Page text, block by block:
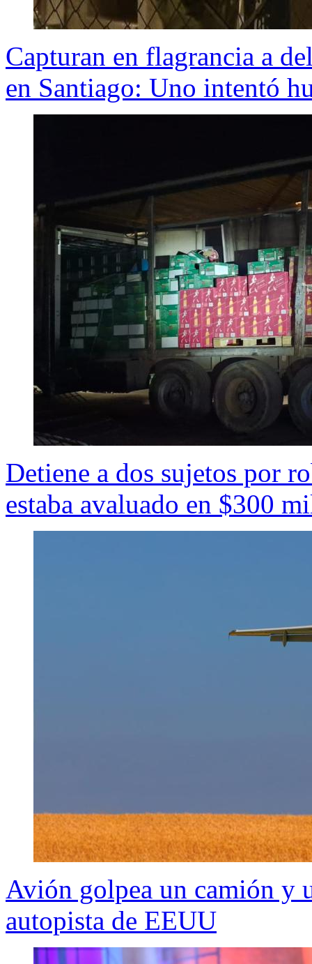
Capturan en flagrancia a
en Santiago: Uno intentó
Detiene a dos sujetos por
estaba avaluado en $300
Avión golpea un camión y
autopista de EEUU